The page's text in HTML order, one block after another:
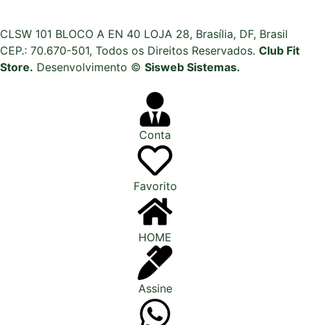
CLSW 101 BLOCO A EN 40 LOJA 28, Brasília, DF, Brasil
CEP.: 70.670-501, Todos os Direitos Reservados. Club Fit
Store. Desenvolvimento © Sisweb Sistemas.
Conta
Favorito
HOME
Assine